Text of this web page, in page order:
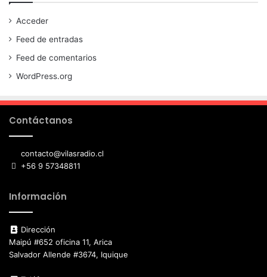
Acceder
Feed de entradas
Feed de comentarios
WordPress.org
Contáctanos
contacto@vilasradio.cl
+56 9 57348811
Información
Dirección
Maipú #652 oficina 11, Arica
Salvador Allende #3674, Iquique